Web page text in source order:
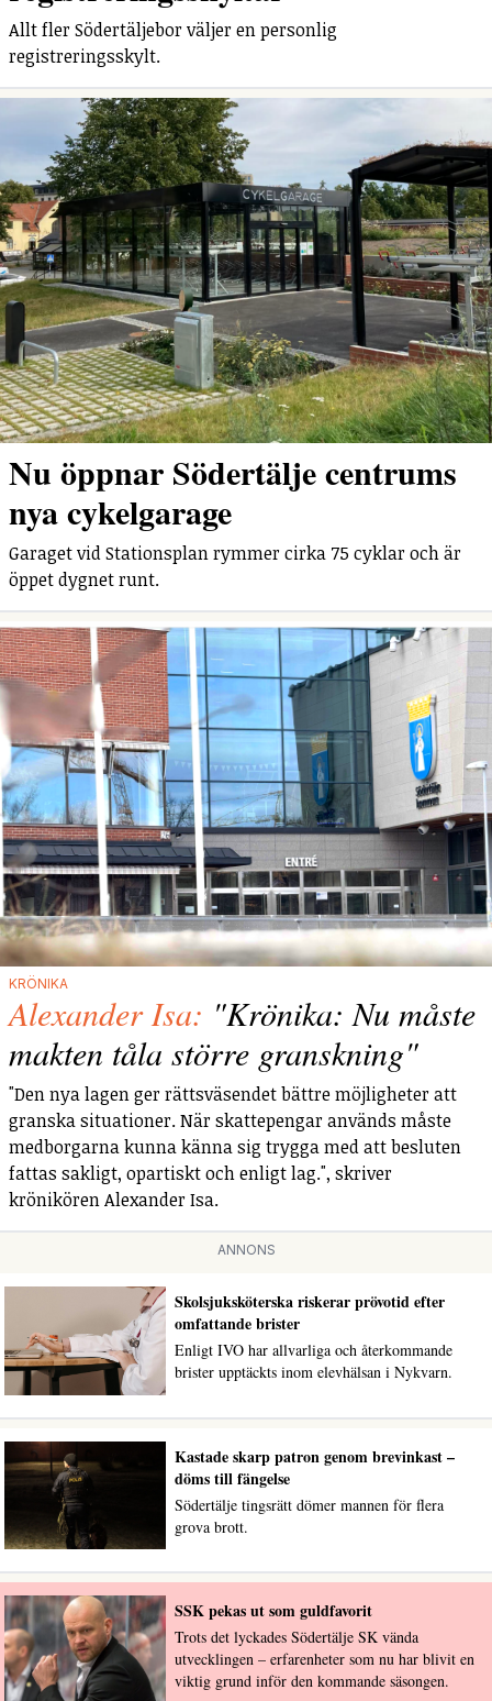
Allt fler Södertäljebor väljer en personlig
registreringsskylt.
Nu öppnar Södertälje centrums
nya cykelgarage
Garaget vid Stationsplan rymmer cirka 75 cyklar och är
öppet dygnet runt.
KRÖNIKA
Alexander Isa: "Krönika: Nu måste
makten tåla större granskning"
"Den nya lagen ger rättsväsendet bättre möjligheter att
granska situationer. När skattepengar används måste
medborgarna kunna känna sig trygga med att besluten
fattas sakligt, opartiskt och enligt lag.", skriver
krönikören Alexander Isa.
ANNONS
Skolsjuksköterska riskerar prövotid efter
omfattande brister
Enligt IVO har allvarliga och återkommande
brister upptäckts inom elevhälsan i Nykvarn.
Kastade skarp patron genom brevinkast –
döms till fängelse
Södertälje tingsrätt dömer mannen för flera
grova brott.
SSK pekas ut som guldfavorit
Trots det lyckades Södertälje SK vända
utvecklingen – erfarenheter som nu har blivit en
viktig grund inför den kommande säsongen.